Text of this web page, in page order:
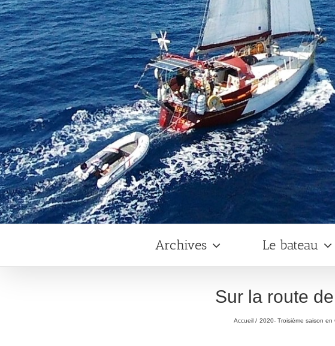
Archives Le bateau
Sur la route
Accueil 2020- Troisième saison